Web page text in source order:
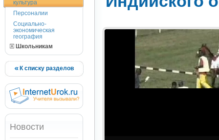
культура
Персоналии
Социально-
экономическая
география
Школьникам
К списку разделов
Новости